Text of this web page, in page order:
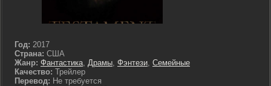
Год: 2017
Страна: США
Жанр: Фантастика, Драмы, Фэнтези, Семейные
Качество: Трейлер
Перевод: Не требуется